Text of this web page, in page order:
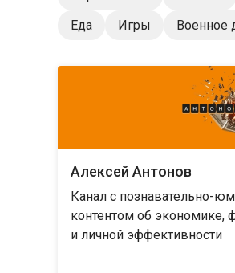
Еда
Игры Военное
Алексей Антонов
Канал с познавательно-
контентом об экономике,
и личной эффективности